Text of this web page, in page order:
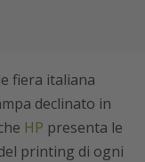
fiera italiana
declinato in
HP presenta le
printing di ogni